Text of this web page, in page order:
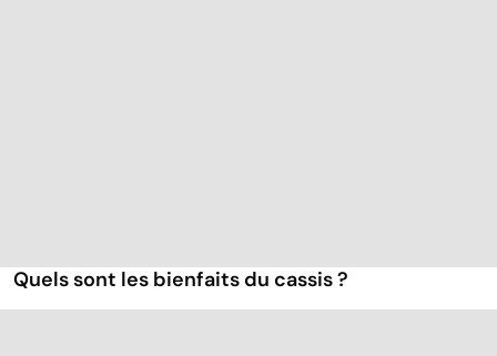
Quels sont les bienfaits du cassis ?